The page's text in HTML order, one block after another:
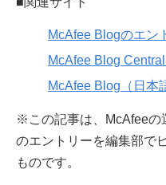
McAfee Blogのエン
McAfee Blog Central
McAfee Blog（日本
※この記事は、McAfeeの
のエントリーを編集部で
ものです。